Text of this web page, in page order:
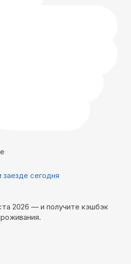
заезде сегодня
2026 — и получите кэшбэк